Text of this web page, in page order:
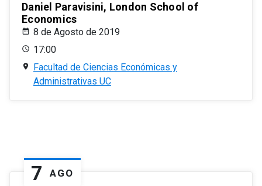
Daniel Paravisini, London School of
Economics
8 de Agosto de 2019
17:00
Facultad de Ciencias Económicas y
Administrativas UC
7 AGO